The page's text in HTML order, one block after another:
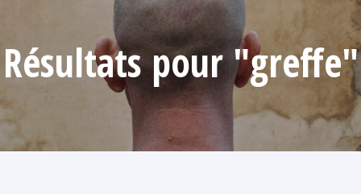
Résultats pour "greffe"